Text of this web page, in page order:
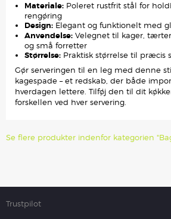
Materiale: Poleret rustfrit stål for
rengøring
Design: Elegant og funktionelt med
Anvendelse: Velegnet til kager,
og små forretter
Størrelse: Praktisk størrelse til præcis
Gør serveringen til en leg med denne
kagespade – et redskab, der både
hverdagen lettere. Tilføj den til dit
forskellen ved hver servering.
Se flere produkter indenfor kategorien
Trustpilot